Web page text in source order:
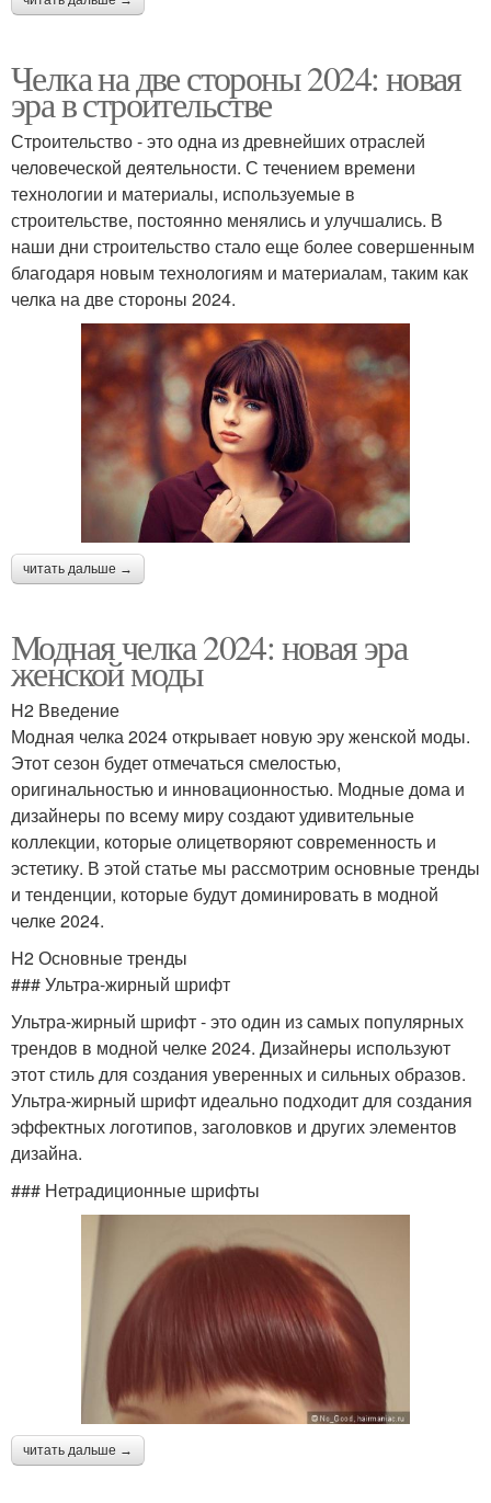
Челка на две стороны 2024: новая
эра в строительстве
Строительство - это одна из древнейших отраслей
человеческой деятельности. С течением времени
технологии и материалы, используемые в
строительстве, постоянно менялись и улучшались. В
наши дни строительство стало еще более совершенным
благодаря новым технологиям и материалам, таким как
челка на две стороны 2024.
читать дальше →
Модная челка 2024: новая эра
женской моды
H2 Введение
Модная челка 2024 открывает новую эру женской моды.
Этот сезон будет отмечаться смелостью,
оригинальностью и инновационностью. Модные дома и
дизайнеры по всему миру создают удивительные
коллекции, которые олицетворяют современность и
эстетику. В этой статье мы рассмотрим основные тренды
и тенденции, которые будут доминировать в модной
челке 2024.
H2 Основные тренды
### Ультра-жирный шрифт
Ультра-жирный шрифт - это один из самых популярных
трендов в модной челке 2024. Дизайнеры используют
этот стиль для создания уверенных и сильных образов.
Ультра-жирный шрифт идеально подходит для создания
эффектных логотипов, заголовков и других элементов
дизайна.
### Нетрадиционные шрифты
читать дальше →